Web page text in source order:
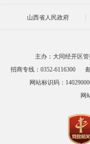
山西省人民政府
主办：大同经开区
招商专线：0352-6116300
网站标识码：
网